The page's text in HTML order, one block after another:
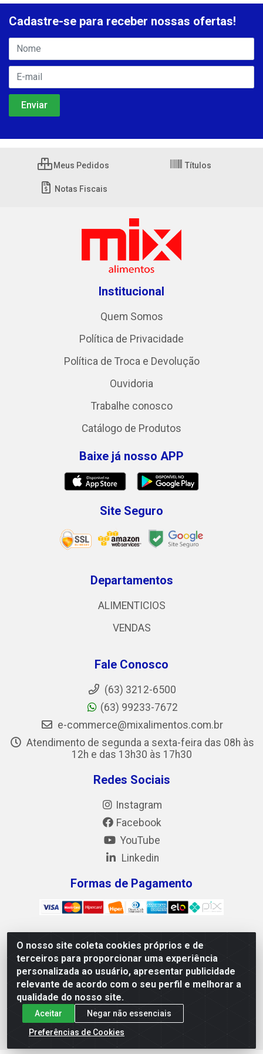
O nosso site coleta cookies próprios e de
terceiros para proporcionar uma experiência
personalizada ao usuário, apresentar publicidade
relevante de acordo com o seu perfil e melhorar a
qualidade do nosso site.
Aceitar
Negar não essenciais
Preferências de Cookies
Cadastre-se para receber nossas ofertas!
Meus Pedidos Títulos
Notas Fiscais
Institucional
Quem Somos
Política de Privacidade
Política de Troca e Devolução
Ouvidoria
Trabalhe conosco
Catálogo de Produtos
Baixe já nosso APP
Site Seguro
Departamentos
ALIMENTICIOS
VENDAS
Fale Conosco
(63) 3212-6500
(63) 99233-7672
e-commerce@mixalimentos.com.br
Atendimento de segunda a sexta-feira das 08h às
12h e das 13h30 às 17h30
Redes Sociais
Instagram
Facebook
YouTube
Linkedin
Formas de Pagamento
Mix Alimentos LTDA - Quadra Asr Ne 55 (412 Norte), Alameda
02, S/N - Plano Diretor Norte, Palmas/TO - CEP 77.006-540 -
CNPJ 05.922.500/0001-02